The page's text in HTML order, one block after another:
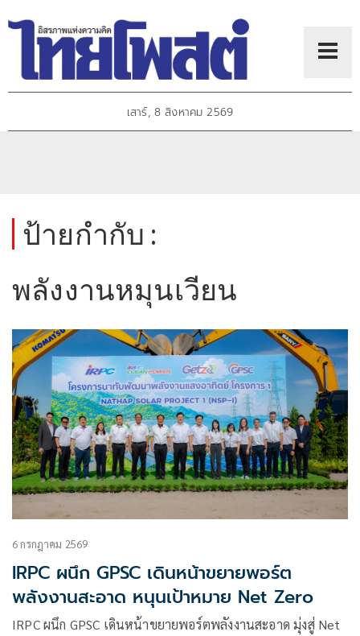
เสาร์, 8 สิงหาคม 2569
ป้ายกำกับ :
พลังงานหมุนเวียน
6 กรกฎาคม 2569
IRPC ผนึก GPSC เดินหน้าขยายพอร์ต
พลังงานสะอาด หนุนเป้าหมาย Net Zero
IRPC ผนึก GPSC เดินหน้าขยายพอร์ตพลังงานสะอาด มุ่งสู่ Net